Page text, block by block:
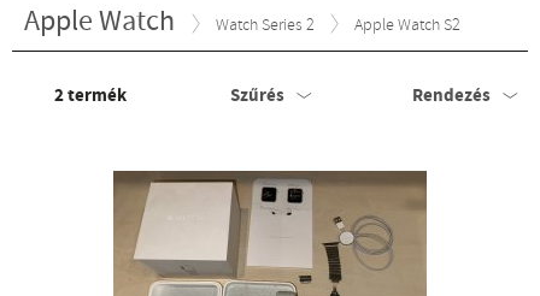
Apple Watch Watch Series 2 Apple Watch S2
2termék Szűrés Rendezés